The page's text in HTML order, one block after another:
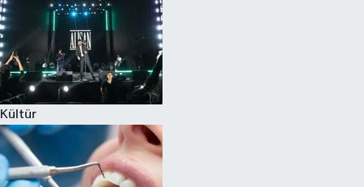
Kültür